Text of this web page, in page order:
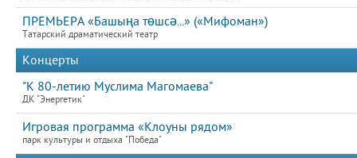
ПРЕМЬЕРА «Башыңа төшсә...» («Мифоман»)
Татарский драматический театр
Концерты
"К 80-летию Муслима Магомаева"
ДК "Энергетик"
Игровая программа «Клоуны рядом»
парк культуры и отдыха "Победа"